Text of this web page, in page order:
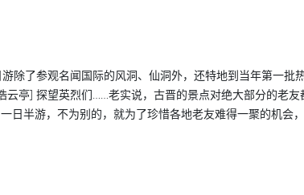
除了参观名闻国际的风洞、仙洞外，还特地到当年第一
云亭] 探望英烈们……老实说，古晋的景点对绝大部分的老
日半游，不为别的，就为了珍惜各地老友难得一聚的机会